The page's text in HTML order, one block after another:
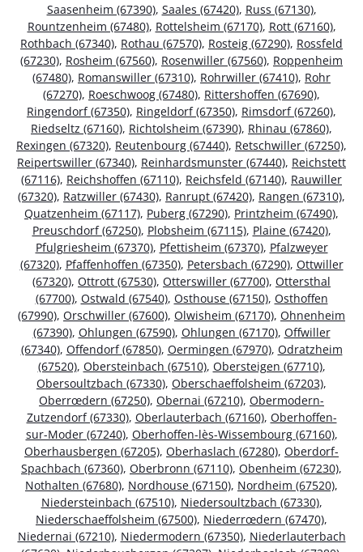
Saasenheim (67390), Saales (67420), Russ (67130),
Rountzenheim (67480), Rottelsheim (67170), Rott (67160),
Rothbach (67340), Rothau (67570), Rosteig (67290), Rossfeld
(67230), Rosheim (67560), Rosenwiller (67560), Roppenheim
(67480), Romanswiller (67310), Rohrwiller (67410), Rohr
(67270), Roeschwoog (67480), Rittershoffen (67690),
Ringendorf (67350), Ringeldorf (67350), Rimsdorf (67260),
Riedseltz (67160), Richtolsheim (67390), Rhinau (67860),
Rexingen (67320), Reutenbourg (67440), Retschwiller (67250),
Reipertswiller (67340), Reinhardsmunster (67440), Reichstett
(67116), Reichshoffen (67110), Reichsfeld (67140), Rauwiller
(67320), Ratzwiller (67430), Ranrupt (67420), Rangen (67310),
Quatzenheim (67117), Puberg (67290), Printzheim (67490),
Preuschdorf (67250), Plobsheim (67115), Plaine (67420),
Pfulgriesheim (67370), Pfettisheim (67370), Pfalzweyer
(67320), Pfaffenhoffen (67350), Petersbach (67290), Ottwiller
(67320), Ottrott (67530), Otterswiller (67700), Ottersthal
(67700), Ostwald (67540), Osthouse (67150), Osthoffen
(67990), Orschwiller (67600), Olwisheim (67170), Ohnenheim
(67390), Ohlungen (67590), Ohlungen (67170), Offwiller
(67340), Offendorf (67850), Oermingen (67970), Odratzheim
(67520), Obersteinbach (67510), Obersteigen (67710),
Obersoultzbach (67330), Oberschaeffolsheim (67203),
Oberrœdern (67250), Obernai (67210), Obermodern-
Zutzendorf (67330), Oberlauterbach (67160), Oberhoffen-
sur-Moder (67240), Oberhoffen-lès-Wissembourg (67160),
Oberhausbergen (67205), Oberhaslach (67280), Oberdorf-
Spachbach (67360), Oberbronn (67110), Obenheim (67230),
Nothalten (67680), Nordhouse (67150), Nordheim (67520),
Niedersteinbach (67510), Niedersoultzbach (67330),
Niederschaeffolsheim (67500), Niederrœdern (67470),
Niedernai (67210), Niedermodern (67350), Niederlauterbach